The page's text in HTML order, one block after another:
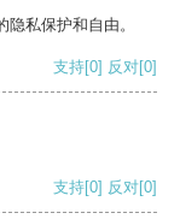
私保护和自由。
支持[0] 反对[0]
支持[0] 反对[0]